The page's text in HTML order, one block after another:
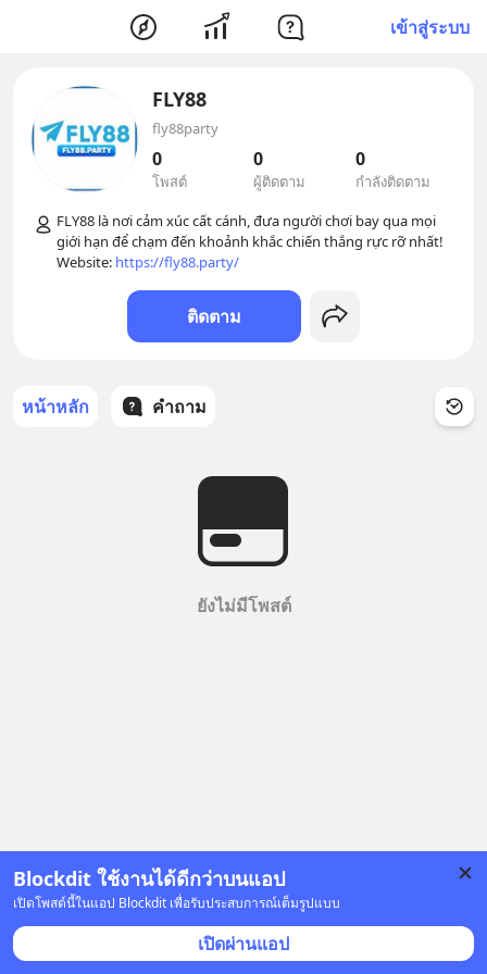
เข้าสู่ระบบ
Blockdit ใช้งานได้ดีกว่าบนแอป
เปิดโพสต์นี้ในแอป Blockdit เพื่อรับประสบการณ์เต็มรูปแบบ
เปิดผ่านแอป
FLY88
fly88party
0
โพสต์
0
ผู้ติดตาม
0
กำลังติดตาม
FLY88 là nơi cảm xúc cất cánh, đưa người chơi bay qua mọi
giới hạn để chạm đến khoảnh khắc chiến thắng rực rỡ nhất!
Website: https://fly88.party/
ติดตาม
หน้าหลัก คำถาม
ยังไม่มีโพสต์